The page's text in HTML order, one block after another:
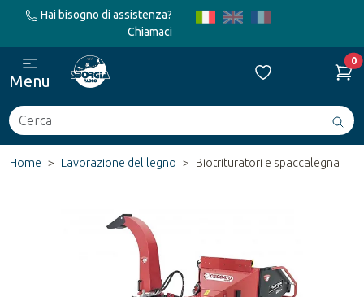
Hai bisogno di assistenza?
Chiamaci
Cerca
0
Menu
Home Lavorazione del legno Biotrituratori e spaccalegna